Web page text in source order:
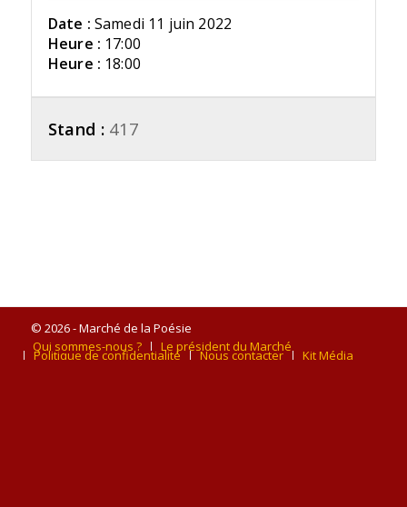
Date : Samedi 11 juin 2022
Heure : 17:00
Heure : 18:00
Stand : 417
© 2026 - Marché de la Poésie
Qui sommes-nous ?
Le président du Marché
Politique de confidentialité Nous contacter Kit Média